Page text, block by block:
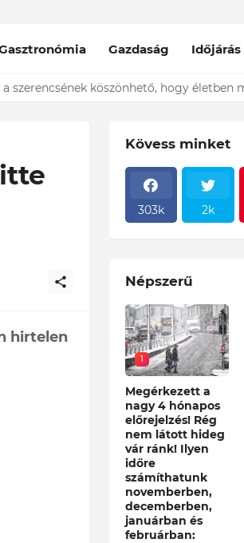
Gazdaság Időjárás
amiért ebédet hordok neki, hogy...
hirtelen
Kövess minket
303k 2k
Népszerű
1
Megérkezett a
nagy 4 hónapos
előrejelzés! Rég
nem látott hideg
vár ránk! Ilyen
időre
számíthatunk
novemberben,
decemberben,
januárban és
februárban: